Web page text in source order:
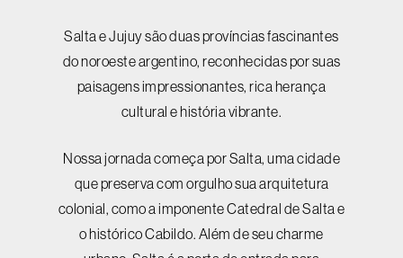
Salta e Jujuy são duas províncias fascinantes
do noroeste argentino, reconhecidas por suas
paisagens impressionantes, rica herança
cultural e história vibrante.
Nossa jornada começa por Salta, uma cidade
que preserva com orgulho sua arquitetura
colonial, como a imponente Catedral de Salta e
o histórico Cabildo. Além de seu charme